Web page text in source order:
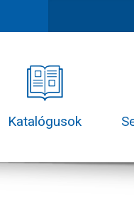
Katalógusok